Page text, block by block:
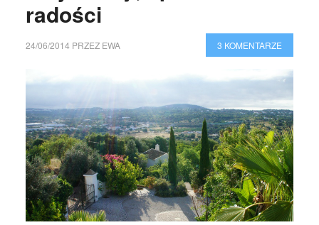
radości
24/06/2014 PRZEZ EWA 3 KOMENTARZE